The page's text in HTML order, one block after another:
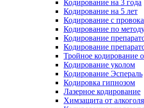
Кодирование на 3 года
Кодирование на 5 лет
Кодирование с
Кодирование по
Кодирование
Кодирование
Тройное кодирование
Кодирование уколом
Кодирование Эспераль
Кодировка гипнозом
Лазерное кодирование
Химзащита от алкоголя